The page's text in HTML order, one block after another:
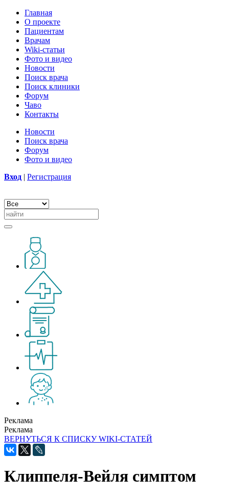
Главная
О проекте
Пациентам
Врачам
Wiki-статьи
Фото и видео
Новости
Поиск врача
Поиск клиники
Форум
Чаво
Контакты
Новости
Поиск врача
Форум
Фото и видео
Вход | Регистрация
Реклама
Реклама
ВЕРНУТЬСЯ К СПИСКУ WIKI-СТАТЕЙ
Клиппеля-Вейля симптом